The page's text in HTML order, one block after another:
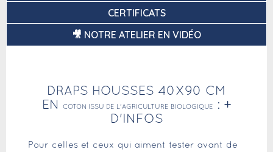
CERTIFICATS
🎥 NOTRE ATELIER EN VIDÉO
DRAPS HOUSSES 40X90 CM
EN
COTON ISSU DE L'AGRICULTURE BIOLOGIQUE
: +
D'INFOS
Pour celles et ceux qui aiment tester avant de